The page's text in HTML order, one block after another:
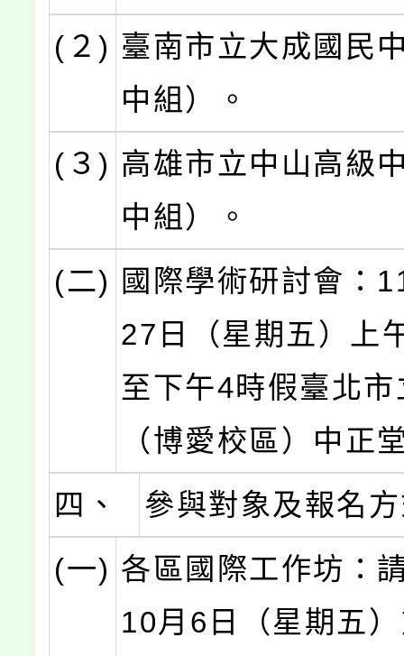
(２) 臺南市立大成國民
中組）。
(３) 高雄市立中山高級
中組）。
(二) 國際學術研討會：
27日（星期五）上
至下午4時假臺北
（博愛校區）中正
四、
參與對象及報名
(一) 各區國際工作坊：
10月6日（星期五